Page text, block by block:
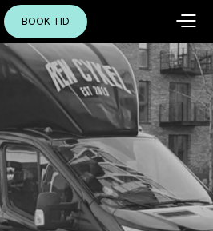
BOOK TID